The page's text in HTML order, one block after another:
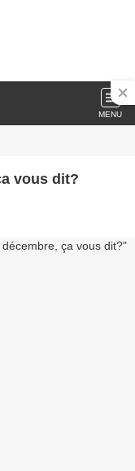
MENU
vous dit?